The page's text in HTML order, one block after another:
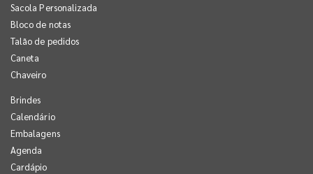
Sacola Personalizada
Bloco de notas
Talão de pedidos
Caneta
Chaveiro
Brindes
Calendário
Embalagens
Agenda
Cardápio